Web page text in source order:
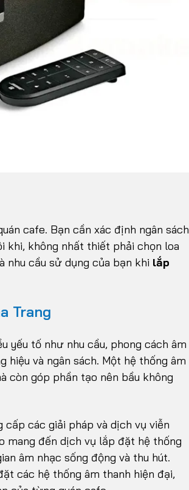
cafe. Bạn cần xác định ngân sách
khi, không nhất thiết phải chọn loa
nhu cầu sử dụng của bạn khi lắp
Trang
yếu tố như nhu cầu, phong cách âm
và ngân sách. Một hệ thống âm
còn góp phần tạo nên bầu không
các giải pháp và dịch vụ viễn
mang đến dịch vụ lắp đặt hệ thống
âm nhạc sống động và thu hút.
các hệ thống âm thanh hiện đại,